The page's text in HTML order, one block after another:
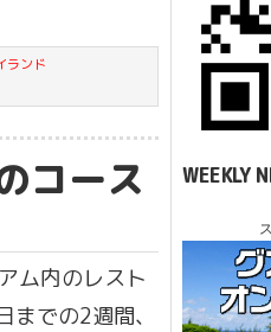
ランド
コース
ム内のレスト
での2週間、
WEEKLY